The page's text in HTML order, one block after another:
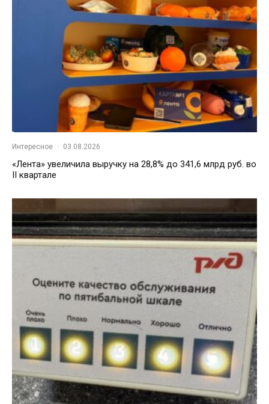
Интересное · 03.08.2026
«Лента» увеличила выручку на 28,8% до 341,6 млрд руб. во
II квартале